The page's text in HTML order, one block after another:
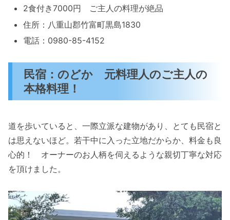
2食付き7000円 ご主人の料理が絶品
住所：八重山郡竹富町黒島1830
電話：0980-85-4152
民宿：のどか 元料理人のご主人の
本格料理！
道を歩いていると、一際立派な建物があり、とても民宿と
は思えないほど。若干中に入った立地だからか、料金も良
心的！ オーナーのお人柄を伺えるような親切丁寧な対応
を頂けました。